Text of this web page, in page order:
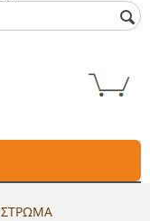
ΣΤΡΩΜΑ